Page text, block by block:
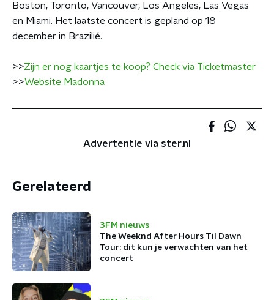
Boston, Toronto, Vancouver, Los Angeles, Las Vegas
en Miami. Het laatste concert is gepland op 18
december in Brazilié.
>>Zijn er nog kaartjes te koop? Check via Ticketmaster
>>Website Madonna
Advertentie via ster.nl
Gerelateerd
3FM nieuws
The Weeknd After Hours Til Dawn
Tour: dit kun je verwachten van het
concert